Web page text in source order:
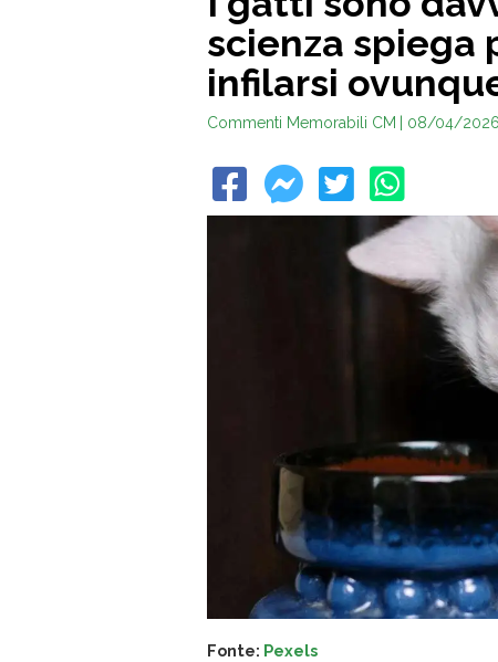
scienza spiega
infilarsi
Commenti Memorabili CM | 08/04/2026
Fonte: Pexels